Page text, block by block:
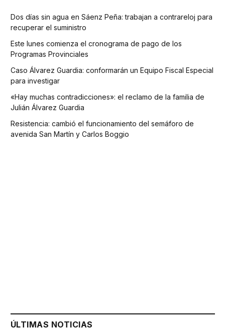
Dos días sin agua en Sáenz Peña: trabajan a contrareloj para
recuperar el suministro
Este lunes comienza el cronograma de pago de los
Programas Provinciales
Caso Álvarez Guardia: conformarán un Equipo Fiscal Especial
para investigar
«Hay muchas contradicciones»: el reclamo de la familia de
Julián Álvarez Guardia
Resistencia: cambió el funcionamiento del semáforo de
avenida San Martín y Carlos Boggio
ÚLTIMAS NOTICIAS